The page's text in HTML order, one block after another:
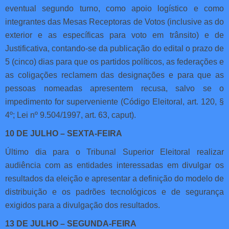
eventual segundo turno, como apoio logístico e como
integrantes das Mesas Receptoras de Votos (inclusive as do
exterior e as específicas para voto em trânsito) e de
Justificativa, contando-se da publicação do edital o prazo de
5 (cinco) dias para que os partidos políticos, as federações e
as coligações reclamem das designações e para que as
pessoas nomeadas apresentem recusa, salvo se o
impedimento for superveniente (Código Eleitoral, art. 120, §
4º; Lei nº 9.504/1997, art. 63, caput).
10 DE JULHO – SEXTA-FEIRA
Último dia para o Tribunal Superior Eleitoral realizar
audiência com as entidades interessadas em divulgar os
resultados da eleição e apresentar a definição do modelo de
distribuição e os padrões tecnológicos e de segurança
exigidos para a divulgação dos resultados.
13 DE JULHO – SEGUNDA-FEIRA